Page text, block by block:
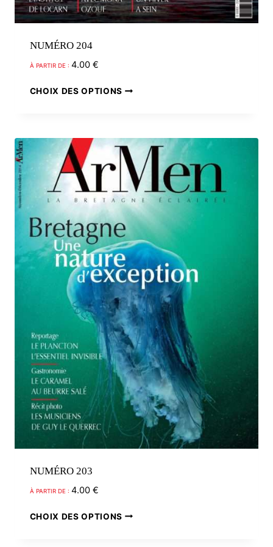
NUMÉRO 204
À PARTIR DE : 4.00 €
CHOIX DES OPTIONS
plusieurs
variations.
Les
options
peuvent
être
choisies
sur
la
page
du
produit
NUMÉRO 203
À PARTIR DE : 4.00 €
CHOIX DES OPTIONS